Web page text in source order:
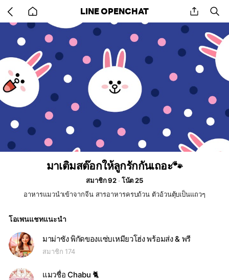
back
to
home
LINE OPENCHAT share
มาเติมสต๊อกให้ลูกรักกันเถอะ🐾
สมาชิก 92
โน้ต 25
อาหารแมวนำเข้าจากจีน สารอาหารครบถ้วน ตัวอ้วนตุ้บเป็นแถวๆ
โอเพนแชทแนะนำ
มาม่าซัง พิกัดของแซ่บเหมียวโฮ่ง พร้อมส่ง & พรี
สมาชิก 174
แมวชื่อ Chabu 🐈